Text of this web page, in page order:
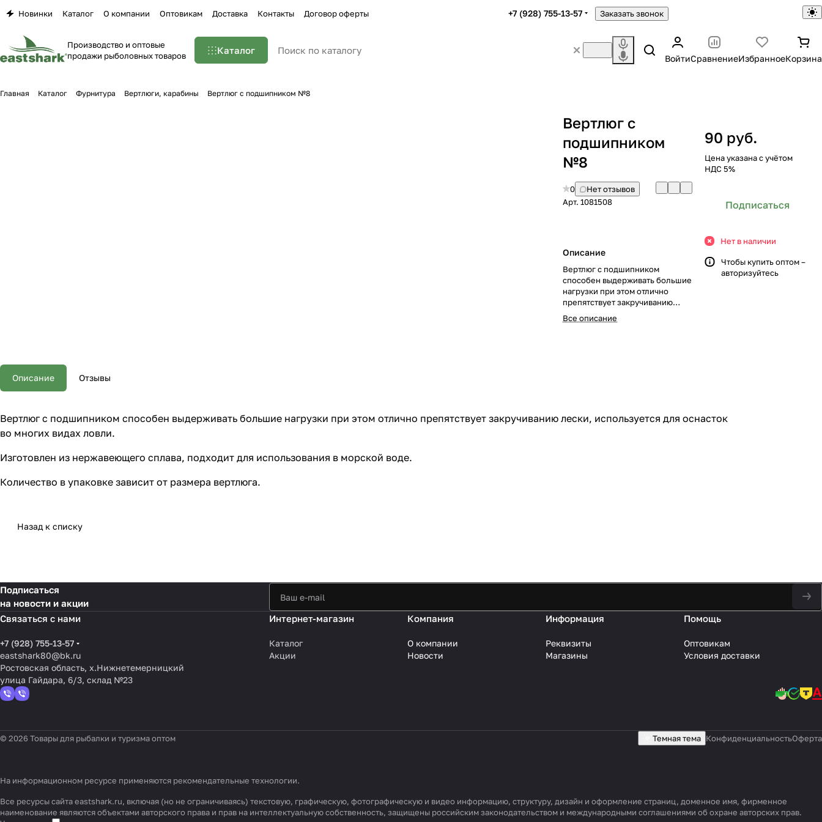
Новинки Каталог О компании Оптовикам Доставка Контакты Договор оферты +7 (928) 755-13-57 Заказать звонок
Производство и оптовые
продажи рыболовных товаров
Каталог
ВойтиСравнениеИзбранноеКорзина
Главная Каталог Фурнитура Вертлюги, карабины Вертлюг c подшипником №8
Вертлюг c
подшипником
№8
0
Нет отзывов
Арт. 1081508
Описание
Вертлюг c подшипником
способен выдерживать большие
нагрузки при этом отлично
препятствует закручиванию
лески, используется для
оснасток во многих видах ловли.
Все описание
90 руб.
Цена указана с учётом
НДС 5%
Подписаться
Нет в наличии
Чтобы купить оптом –
авторизуйтесь
Описание Отзывы
Вертлюг c подшипником способен выдерживать большие нагрузки при этом отлично препятствует закручиванию лески, используется для оснасток
во многих видах ловли.
Изготовлен из нержавеющего сплава, подходит для использования в морской воде.
Количество в упаковке зависит от размера вертлюга.
Назад к списку
Подписаться
на новости и акции
Связаться с нами
+7 (928) 755-13-57
eastshark80@bk.ru
Ростовская область, х.Нижнетемерницкий
улица Гайдара, 6/3, склад №23
Интернет-магазин
Каталог
Акции
Компания
О компании
Новости
Информация
Реквизиты
Магазины
Помощь
Оптовикам
Условия доставки
© 2026 Товары для рыбалки и туризма оптом Темная тема КонфиденциальностьОферта
На информационном ресурсе применяются рекомендательные технологии.
Все ресурсы сайта eastshark.ru, включая (но не ограничиваясь) текстовую, графическую, фотографическую и видео информацию, структуру, дизайн и оформление страниц, доменное имя, фирменное
наименование являются объектами авторского права и прав на интеллектуальную собственность, защищены российским законодательством и международными соглашениями об охране авторских прав.